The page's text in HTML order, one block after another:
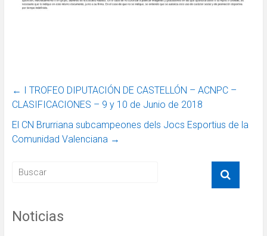
←
I TROFEO DIPUTACIÓN DE CASTELLÓN – ACNPC –
CLASIFICACIONES – 9 y 10 de Junio de 2018
El CN Brurriana subcampeones dels Jocs Esportius de la
Comunidad Valenciana →
Noticias